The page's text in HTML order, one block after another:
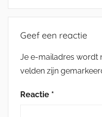
Geef een reactie
Je e-mailadres wordt
velden zijn
Reactie *